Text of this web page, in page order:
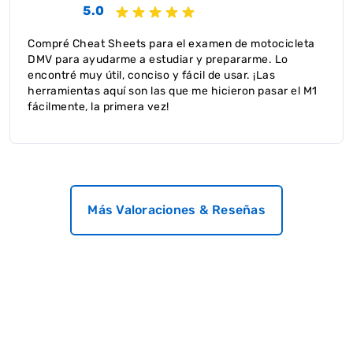
5.0
Compré Cheat Sheets para el examen de motocicleta
DMV para ayudarme a estudiar y prepararme. Lo
encontré muy útil, conciso y fácil de usar. ¡Las
herramientas aquí son las que me hicieron pasar el M1
fácilmente, la primera vez!
Más Valoraciones & Reseñas